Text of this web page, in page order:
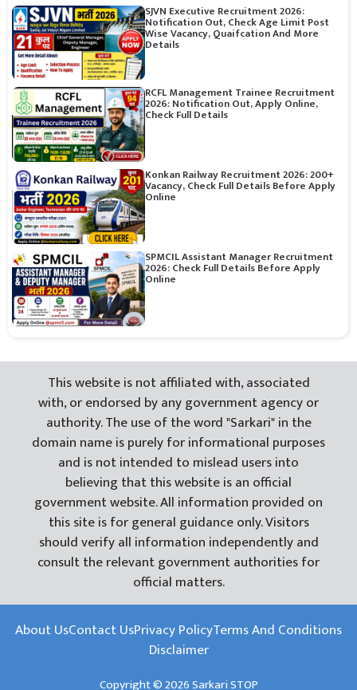
SJVN Executive Recruitment 2026:
Notification Out, Check Age Limit Post
Wise Vacancy, Quaifcation And More
Details
RCFL Management Trainee Recruitment
2026: Notification Out, Apply Online,
Check Full Details
Konkan Railway Recruitment 2026: 200+
Vacancy, Check Full Details Before Apply
Online
SPMCIL Assistant Manager Recruitment
2026: Check Full Details Before Apply
Online
This website is not affiliated with, associated
with, or endorsed by any government agency or
authority. The use of the word "Sarkari" in the
domain name is purely for informational purposes
and is not intended to mislead users into
believing that this website is an official
government website. All information provided on
this site is for general guidance only. Visitors
should verify all information independently and
consult the relevant government authorities for
official matters.
About UsContact UsPrivacy PolicyTerms And Conditions
Disclaimer
Copyright © 2026 Sarkari STOP